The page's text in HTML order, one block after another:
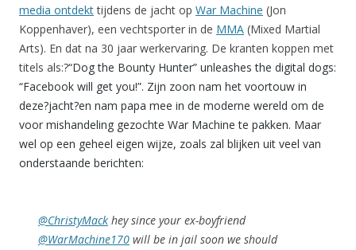
media ontdekttijdens de jacht op War Machine (Jon
Koppenhaver), een vechtsporter in de MMA (Mixed Martial
Arts). En dat na 30 jaar werkervaring. De kranten koppen met
titels als:?“Dog the Bounty Hunter” unleashes the digital dogs:
“Facebook will get you!”. Zijn zoon nam het voortouw in
deze?jacht?en nam papa mee in de moderne wereld om de
voor mishandeling gezochte War Machine te pakken. Maar
wel op een geheel eigen wijze, zoals zal blijken uit veel van
onderstaande berichten:
@ChristyMack hey since your ex-boyfriend
@WarMachine170 will be in jail soon we should